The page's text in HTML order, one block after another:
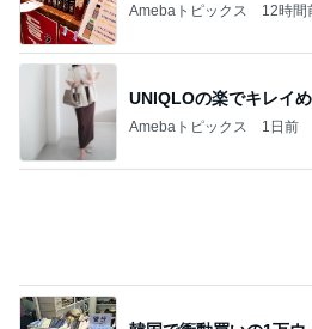
Amebaトピックス 1日前
韓国で衝動買いの1万ウ
Amebaトピックス 1日前